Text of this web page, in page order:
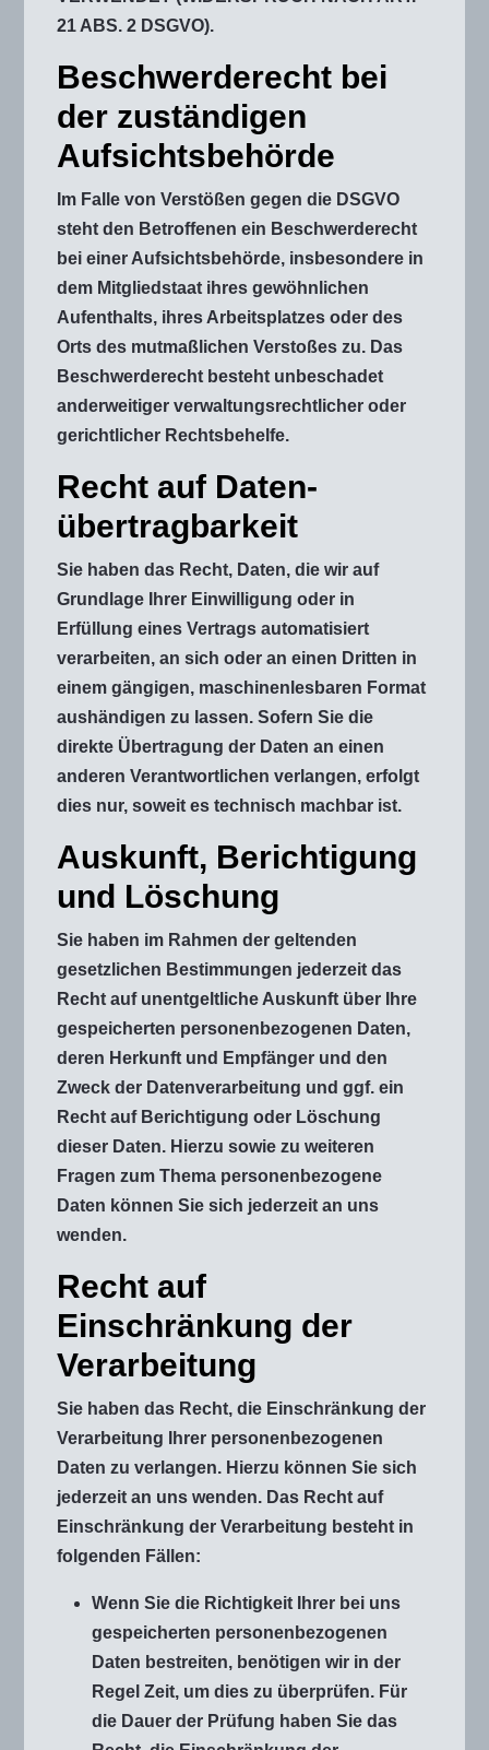
21 ABS. 2 DSGVO).
Beschwerde­recht bei
der zuständigen
Aufsichts­behörde
Im Falle von Verstößen gegen die DSGVO
steht den Betroffenen ein Beschwerderecht
bei einer Aufsichtsbehörde, insbesondere in
dem Mitgliedstaat ihres gewöhnlichen
Aufenthalts, ihres Arbeitsplatzes oder des
Orts des mutmaßlichen Verstoßes zu. Das
Beschwerderecht besteht unbeschadet
anderweitiger verwaltungsrechtlicher oder
gerichtlicher Rechtsbehelfe.
Recht auf Daten­
übertrag­barkeit
Sie haben das Recht, Daten, die wir auf
Grundlage Ihrer Einwilligung oder in
Erfüllung eines Vertrags automatisiert
verarbeiten, an sich oder an einen Dritten in
einem gängigen, maschinenlesbaren Format
aushändigen zu lassen. Sofern Sie die
direkte Übertragung der Daten an einen
anderen Verantwortlichen verlangen, erfolgt
dies nur, soweit es technisch machbar ist.
Auskunft, Berichtigung
und Löschung
Sie haben im Rahmen der geltenden
gesetzlichen Bestimmungen jederzeit das
Recht auf unentgeltliche Auskunft über Ihre
gespeicherten personenbezogenen Daten,
deren Herkunft und Empfänger und den
Zweck der Datenverarbeitung und ggf. ein
Recht auf Berichtigung oder Löschung
dieser Daten. Hierzu sowie zu weiteren
Fragen zum Thema personenbezogene
Daten können Sie sich jederzeit an uns
wenden.
Recht auf
Einschränkung der
Verarbeitung
Sie haben das Recht, die Einschränkung der
Verarbeitung Ihrer personenbezogenen
Daten zu verlangen. Hierzu können Sie sich
jederzeit an uns wenden. Das Recht auf
Einschränkung der Verarbeitung besteht in
folgenden Fällen:
Wenn Sie die Richtigkeit Ihrer bei uns
gespeicherten personenbezogenen
Daten bestreiten, benötigen wir in der
Regel Zeit, um dies zu überprüfen. Für
die Dauer der Prüfung haben Sie das